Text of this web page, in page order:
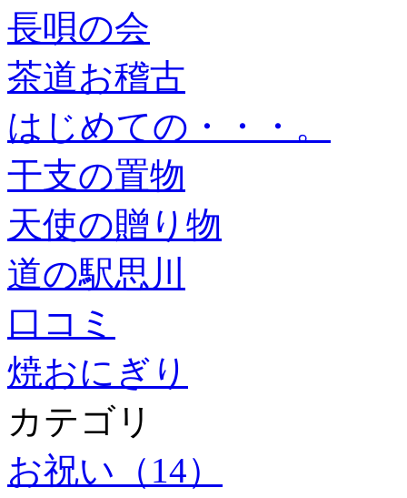
長唄の会
茶道お稽古
はじめての・・・。
干支の置物
天使の贈り物
道の駅思川
口コミ
焼おにぎり
カテゴリ
お祝い（14）